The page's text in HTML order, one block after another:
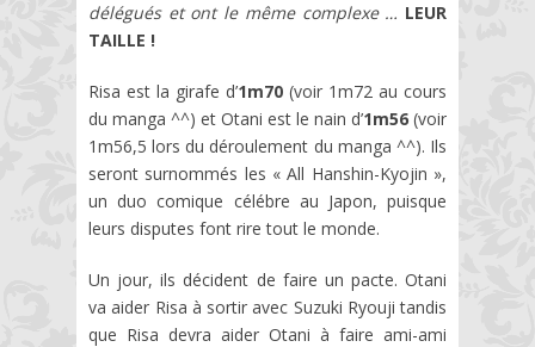
délégués et ont le même complexe … LEUR
TAILLE !
Risa est la girafe d’1m70 (voir 1m72 au cours
du manga ^^) et Otani est le nain d’1m56 (voir
1m56,5 lors du déroulement du manga ^^). Ils
seront surnommés les « All Hanshin-Kyojin »,
un duo comique célébre au Japon, puisque
leurs disputes font rire tout le monde.
Un jour, ils décident de faire un pacte. Otani
va aider Risa à sortir avec Suzuki Ryouji tandis
que Risa devra aider Otani à faire ami-ami